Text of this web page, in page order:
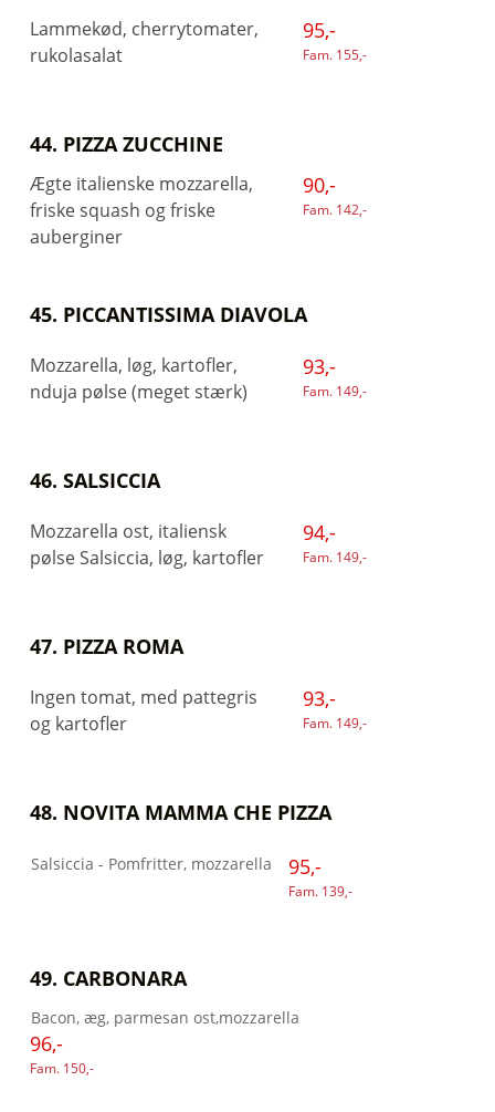
Lammekød, cherrytomater,
rukolasalat
95,-
Fam. 155,-
44. PIZZA ZUCCHINE
Ægte italienske mozzarella,
friske squash og friske
auberginer
90,-
Fam. 142,-
45. PICCANTISSIMA DIAVOLA
Mozzarella, løg, kartofler,
nduja pølse (meget stærk)
93,-
Fam. 149,-
46. SALSICCIA
Mozzarella ost, italiensk
pølse Salsiccia, løg, kartofler
94,-
Fam. 149,-
47. PIZZA ROMA
Ingen tomat, med pattegris
og kartofler
93,-
Fam. 149,-
48. NOVITA MAMMA CHE PIZZA
Salsiccia - Pomfritter, mozzarella 95,-
Fam. 139,-
49. CARBONARA
Bacon, æg, parmesan ost,mozzarella
96,-
Fam. 150,-